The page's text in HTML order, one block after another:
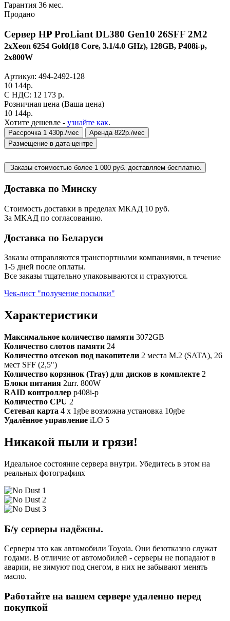
Гарантия 36 мес.
Продано
Сервер HP ProLiant DL380 Gen10 26SFF 2M2
2xXeon 6254 Gold(18 Core, 3.1/4.0 GHz), 128GB, P408i-p,
2x800W
Артикул: 494-2492-128
10 144р.
C НДС: 12 173 р.
Розничная цена (Ваша цена)
10 144р.
Хотите дешевле - узнайте как.
Рассрочка 1 430р./мес
Аренда 822р./мес
Размещение в дата-центре
Заказы стоимостью более 1 000 руб. доставляем бесплатно.
Доставка по Минску
Стоимость доставки в пределах МКАД 10 руб.
За МКАД по согласованию.
Доставка по Беларуси
Заказы отправляются транспортными компаниями, в течение
1-5 дней после оплаты.
Все заказы тщательно упаковываются и страхуются.
Чек-лист "получение посылки"
Характеристики
Максимальное количество памяти 3072GB
Количество слотов памяти 24
Количество отсеков под накопители 2 места M.2 (SATA), 26
мест SFF (2,5")
Количество корзинок (Tray) для дисков в комплекте 2
Блоки питания 2шт. 800W
RAID контроллер p408i-p
Количество CPU 2
Сетевая карта 4 x 1gbe возможна установка 10gbe
Удалённое управление iLO 5
Никакой пыли и грязи!
Идеальное состояние сервера внутри. Убедитесь в этом на
реальных фотографиях
Б/у серверы надёжны.
Серверы это как автомобили Toyota. Они безотказно служат
годами. В отличие от автомобилей - серверы не попадают в
аварии, не зимуют под снегом, в них не забывают менять
масло.
Работайте на вашем сервере удаленно перед
покупкой